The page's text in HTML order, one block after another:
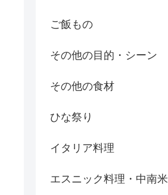
ご飯もの
その他の目的・シーン
その他の食材
ひな祭り
イタリア料理
エスニック料理・中南米